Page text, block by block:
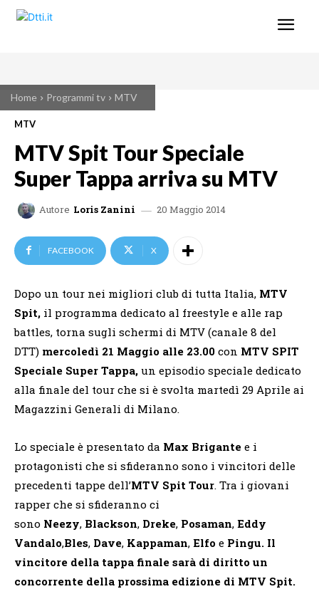
Home Programmi tv MTV
MTV
MTV Spit Tour Speciale
Super Tappa arriva su MTV
Autore Loris Zanini 20 Maggio 2014
FACEBOOK X
Dopo un tour nei migliori club di tutta Italia, MTV
Spit, il programma dedicato al freestyle e alle rap
battles, torna sugli schermi di MTV (canale 8 del
DTT) mercoledì 21 Maggio alle 23.00 con MTV SPIT
Speciale Super Tappa, un episodio speciale dedicato
alla finale del tour che si è svolta martedì 29 Aprile ai
Magazzini Generali di Milano.
Lo speciale è presentato da Max Brigante e i
protagonisti che si sfideranno sono i vincitori delle
precedenti tappe dell’MTV Spit Tour. Tra i giovani
rapper che si sfideranno ci
sono Neezy, Blackson, Dreke, Posaman, Eddy
Vandalo,Bles, Dave, Kappaman, Elfo e Pingu. Il
vincitore della tappa finale sarà di diritto un
concorrente della prossima edizione di MTV Spit.